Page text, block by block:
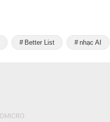
Better List nhạc AI